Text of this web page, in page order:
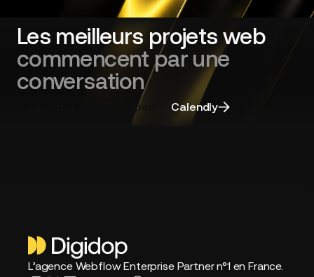
site
web
et
choisir
la
Les meilleurs projets web
commencent par une
conversation
Discuter avec un expert Calendly
L’agence Webflow Enterprise Partner n°1 en France.